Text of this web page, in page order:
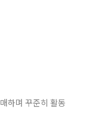
하며 꾸준히 활동